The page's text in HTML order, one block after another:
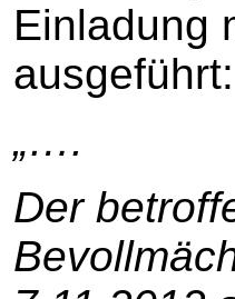
Einladung
ausgeführt:
„….
Der